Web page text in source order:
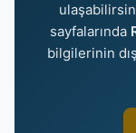
sayfalarında
bilgilerinin